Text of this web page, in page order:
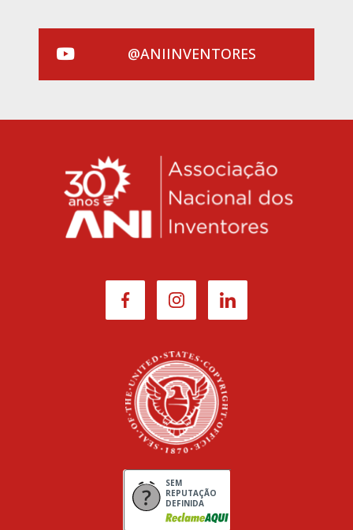
@ANIINVENTORES
SEM
REPUTAÇÃO
DEFINIDA